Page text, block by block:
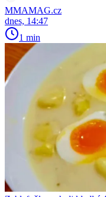
MMAMAG.cz
dnes, 14:47
1 min